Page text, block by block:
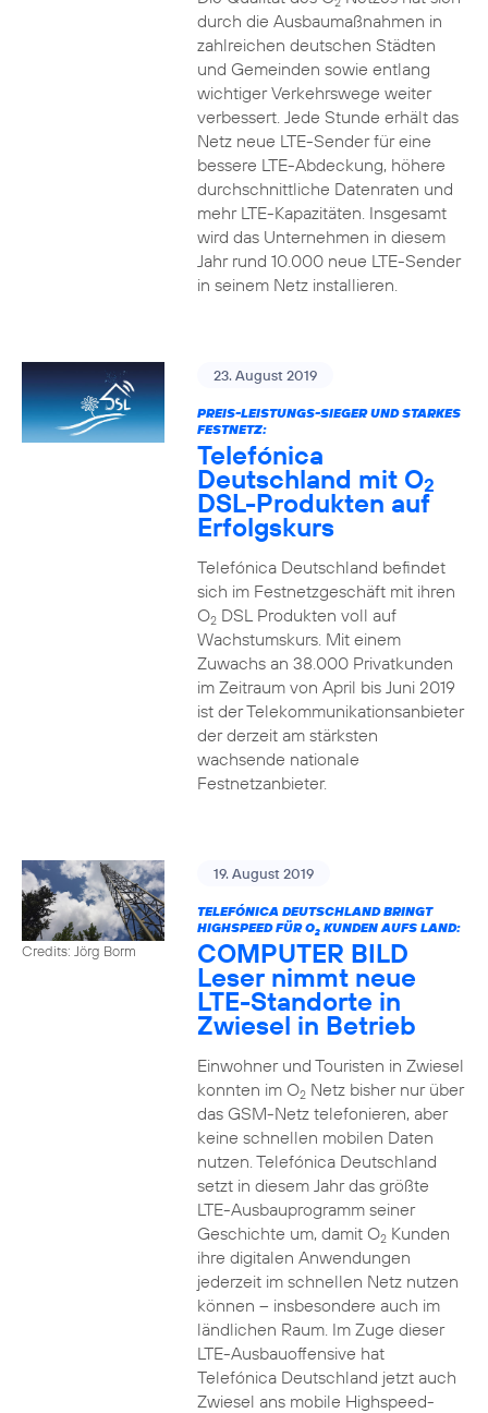
durch die Ausbaumaßnahmen in
zahlreichen deutschen Städten
und Gemeinden sowie entlang
wichtiger Verkehrswege weiter
verbessert. Jede Stunde erhält das
Netz neue LTE-Sender für eine
bessere LTE-Abdeckung, höhere
durchschnittliche Datenraten und
mehr LTE-Kapazitäten. Insgesamt
wird das Unternehmen in diesem
Jahr rund 10.000 neue LTE-Sender
in seinem Netz installieren.
23. August 2019
PREIS-LEISTUNGS-SIEGER UND STARKES
FESTNETZ:
Telefónica
Deutschland mit O2
DSL-Produkten auf
Erfolgskurs
Telefónica Deutschland befindet
sich im Festnetzgeschäft mit ihren
O2DSL Produkten voll auf
Wachstumskurs. Mit einem
Zuwachs an 38.000 Privatkunden
im Zeitraum von April bis Juni 2019
ist der Telekommunikationsanbieter
der derzeit am stärksten
wachsende nationale
Festnetzanbieter.
Credits: Jörg Borm
19. August 2019
TELEFÓNICA DEUTSCHLAND BRINGT
HIGHSPEED FÜR O2KUNDEN AUFS LAND:
COMPUTER BILD
Leser nimmt neue
LTE-Standorte in
Zwiesel in Betrieb
Einwohner und Touristen in Zwiesel
konnten im O2Netz bisher nur über
das GSM-Netz telefonieren, aber
keine schnellen mobilen Daten
nutzen. Telefónica Deutschland
setzt in diesem Jahr das größte
LTE-Ausbauprogramm seiner
Geschichte um, damit O2Kunden
ihre digitalen Anwendungen
jederzeit im schnellen Netz nutzen
können – insbesondere auch im
ländlichen Raum. Im Zuge dieser
LTE-Ausbauoffensive hat
Telefónica Deutschland jetzt auch
Zwiesel ans mobile Highspeed-